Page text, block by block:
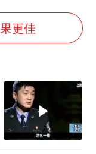
AI
取消
强国建设
更佳